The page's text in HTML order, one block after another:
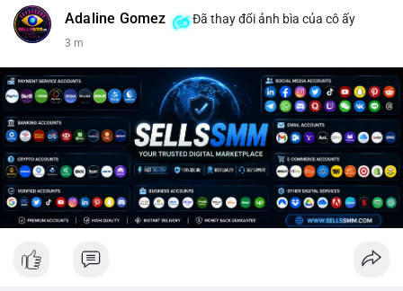
#paypal #paypalaccount #onlinepayments #digitalsolutions
#sellssmm
Adaline Gomez Đã thay đổi ảnh bìa của cô ấy
3 m